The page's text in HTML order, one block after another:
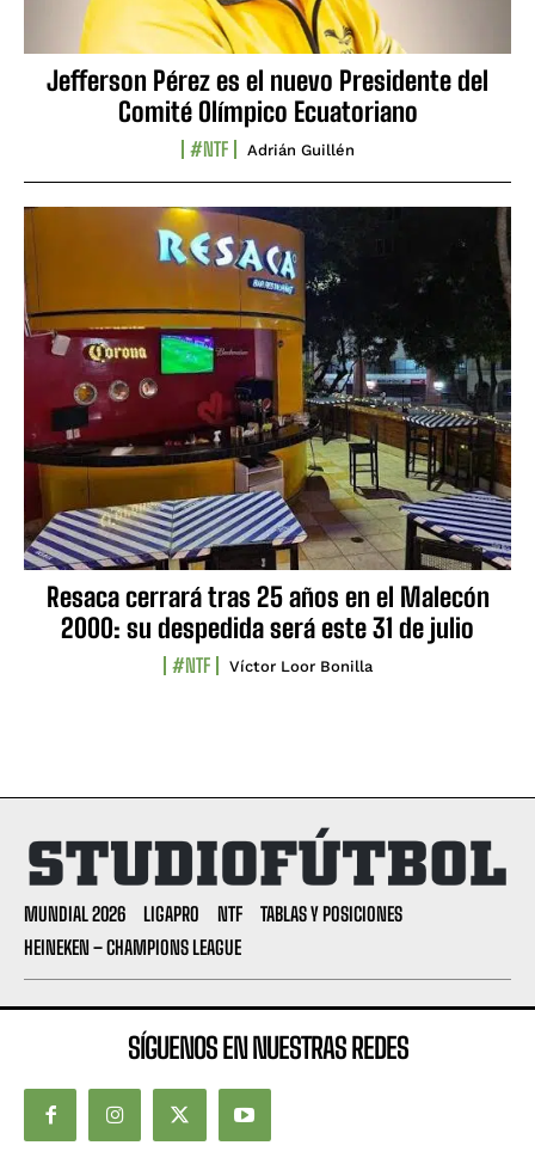
Jefferson Pérez es el nuevo Presidente del
Comité Olímpico Ecuatoriano
#NTF Adrián Guillén
Resaca cerrará tras 25 años en el Malecón
2000: su despedida será este 31 de julio
#NTF Víctor Loor Bonilla
MUNDIAL 2026 LIGAPRO NTF
TABLAS Y POSICIONES
HEINEKEN – CHAMPIONS LEAGUE
SÍGUENOS EN NUESTRAS REDES